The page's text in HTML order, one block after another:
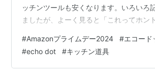
ッチンツールも安くなります。いろいろ
ましたが、よーく見ると「これってホン
のためのぶっちゃけ活用法」を紹介しま
日（水）23:59までやっているので、ぜひ
さい！ 私のいちおし、ホットクックと
#Amazonプライムデー2024 #エコード
#echo dot #キッチン道具